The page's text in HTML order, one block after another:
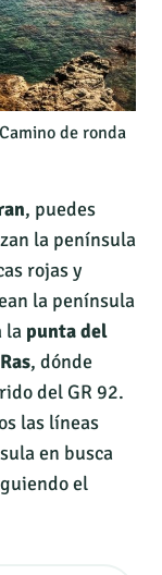
de ronda
, puedes
la península
rojas y
la península
la punta del
, dónde
del GR 92.
las líneas
en busca
el